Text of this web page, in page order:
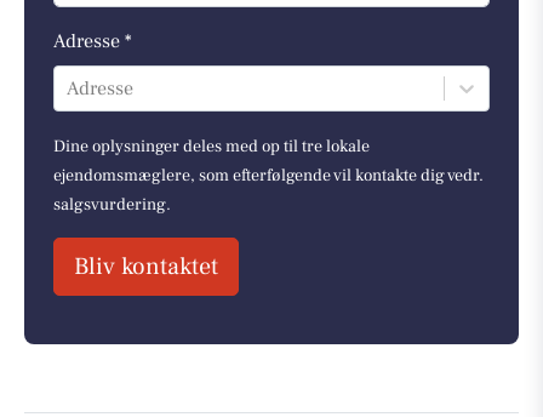
Adresse *
Adresse
Dine oplysninger deles med op til tre lokale
ejendomsmæglere, som efterfølgende vil kontakte dig vedr.
salgsvurdering.
Bliv kontaktet